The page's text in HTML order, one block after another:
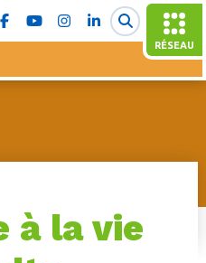
RÉSEAU
à la vie